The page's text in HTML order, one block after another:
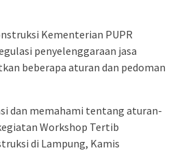
Kementerian PUPR
penyelenggaraan jasa
beberapa aturan dan pedoman
dan memahami tentang aturan-
Workshop Tertib
di Lampung, Kamis